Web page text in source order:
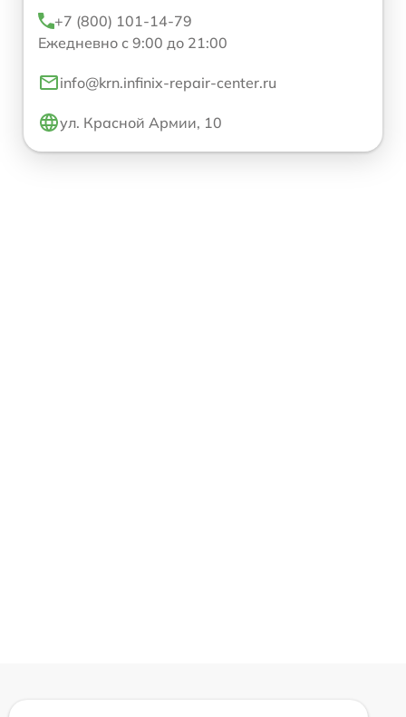
+7 (800) 101-14-79
Ежедневно с 9:00 до 21:00
info@krn.infinix-repair-center.ru
ул. Красной Армии, 10